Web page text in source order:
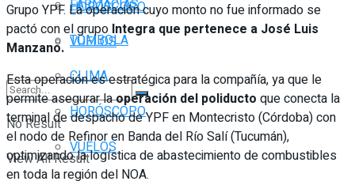
HORÓSCOPO
VUELOS
No Result
View All Result
FARMACIAS
TOMBOLA
CLIMA
HORÓSCOPO
VUELOS
Grupo YPF. La operación cuyo monto no fue informado se
pactó con el grupo Integra que pertenece a José Luis
Manzano.
Esta operación es estratégica para la compañía, ya que le
permite asegurar laoperación del poliducto que conecta la
terminal de despacho de YPF en Montecristo (Córdoba) con
el nodo de Refinor en Banda del Río Salí (Tucumán),
optimizando la logística de abastecimiento de combustibles
en toda la región del NOA.